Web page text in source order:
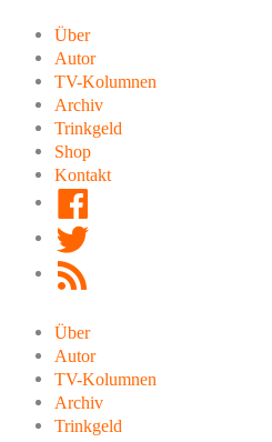
Inhalt
springen
Über
Autor
TV-Kolumnen
Archiv
Trinkgeld
Shop
Kontakt
Über
Autor
TV-Kolumnen
Archiv
Trinkgeld